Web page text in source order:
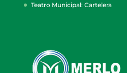
Teatro Municipal: Cartelera